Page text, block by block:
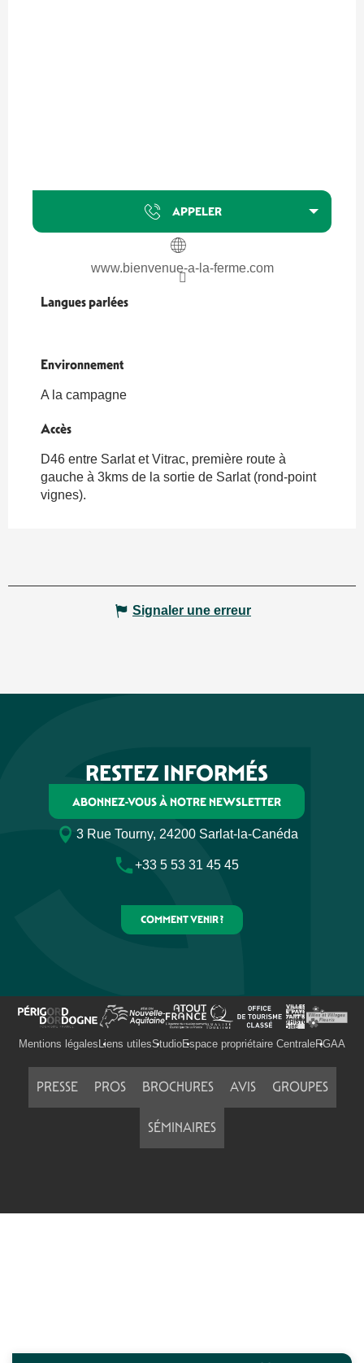
APPELER
www.bienvenue-a-la-ferme.com
Langues parlées
Langues parlées
Environnement
Environnement
A la campagne
Accès
Accès
D46 entre Sarlat et Vitrac, première route à
gauche à 3kms de la sortie de Sarlat (rond-point
vignes).
Signaler une erreur
RESTEZ INFORMÉS
ABONNEZ-VOUS À NOTRE NEWSLETTER
3 Rue Tourny, 24200 Sarlat-la-Canéda
+33 5 53 31 45 45
COMMENT VENIR ?
Mentions légales Liens utilesStudioEspace propriétaire CentraleRGAA
PRESSE PROS BROCHURES AVIS GROUPES
SÉMINAIRES